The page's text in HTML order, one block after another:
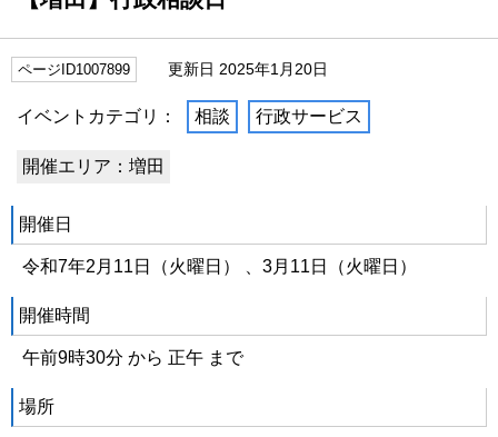
ページID1007899 更新日 2025年1月20日
イベントカテゴリ： 相談 行政サービス
開催エリア：増田
開催日
令和7年2月11日（火曜日） 、3月11日（火曜日）
開催時間
午前9時30分 から 正午 まで
場所